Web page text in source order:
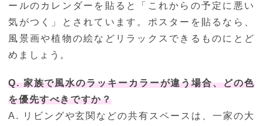
ールのカレンダーを貼ると「これからの予定に悪い
気がつく」とされています。ポスターを貼るなら、
風景画や植物の絵などリラックスできるものにとど
めましょう。
Q. 家族で風水のラッキーカラーが違う場合、どの色
を優先すべきですか？
A. リビングや玄関などの共有スペースは、一家の大